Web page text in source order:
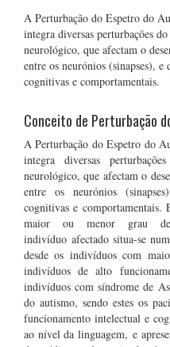
A Perturbação do Espetro do
integra diversas perturbações
neurológico, que afectam o
entre os neurónios (sinapses), e
cognitivas e comportamentais.
Conceito de Perturbação
A Perturbação do Espetro do
integra diversas
neurológico, que afectam o
entre os neurónios
cognitivas e comportamentais.
maior ou menor grau de
indivíduo afectado situa-se
desde os indivíduos com
indivíduos de alto
indivíduos com síndrome de
do autismo, sendo estes os
funcionamento intelectual e
ao nível da linguagem, e